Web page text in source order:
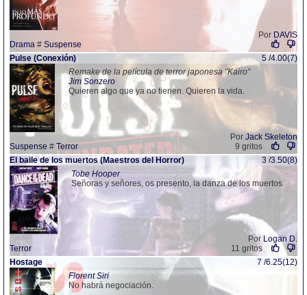
Por DAVIS
Drama # Suspense
Pulse (Conexión)
5 /4.00(7)
Remake de la película de terror japonesa "Kairo"
Jim Sonzero
Quieren algo que ya no tienen. Quieren la vida.
Por Jack Skeleton
Suspense # Terror
9 gritos
El baile de los muertos (Maestros del Horror)
3 /3.50(8)
Tobe Hooper
Señoras y señores, os presento, la danza de los muertos
Por Logan D.
Terror
11 gritos
Hostage
7 /6.25(12)
Florent Siri
No habrá negociación.